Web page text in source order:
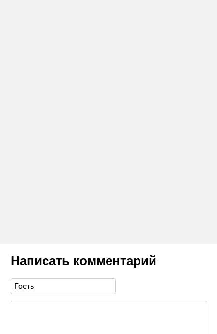
Написать комментарий